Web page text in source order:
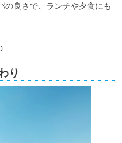
の良さで、ランチや夕食にも
り